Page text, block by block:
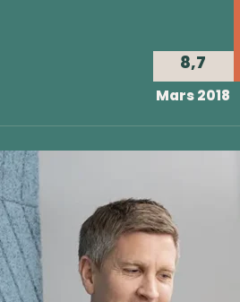
Mars 2018
8,7